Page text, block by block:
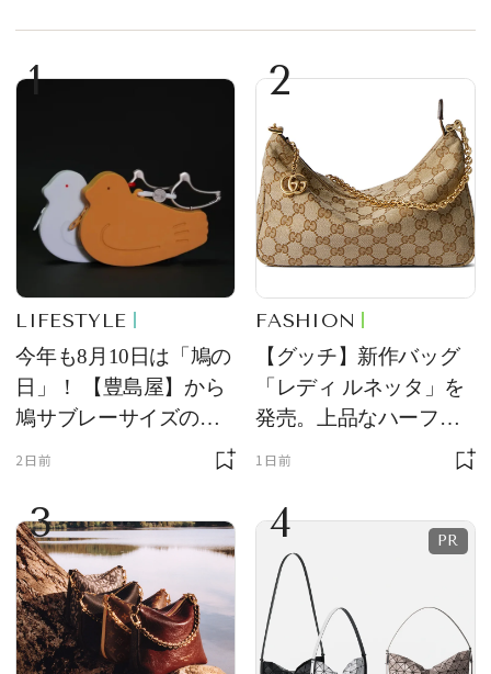
1
LIFESTYLE
今年も8月10日は「鳩の
日」！ 【豊島屋】から
鳩サブレーサイズのポ
ーチ「はとっこ」を限
2日前
2
FASHION
【グッチ】新作バッグ
「レディ ルネッタ」を
発売。上品なハーフム
ーン型がスタイリング
1日前
3 4